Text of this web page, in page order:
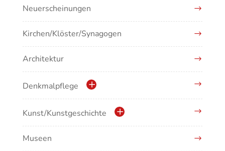
Neuerscheinungen
Kirchen/Klöster/Synagogen
Architektur
Denkmalpflege
Kulturdenkmale in Baden-Württemberg
Kunst/Kunstgeschichte
Antike/Mittelalter
Museen